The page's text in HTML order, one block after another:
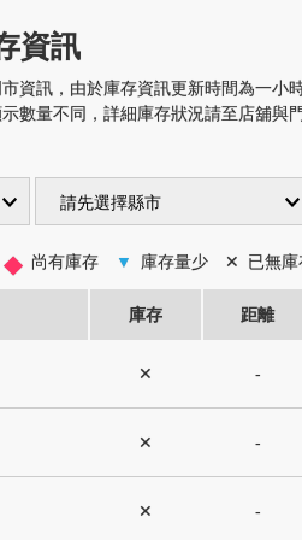
資訊
資訊，由於庫存資訊更新時間為一小
數量不同，詳細庫存狀況請至店舖與門
◆ 尚有庫存 ▼ 庫存量少 ✕ 已無庫
庫存 距離
✕ -
✕ -
✕ -